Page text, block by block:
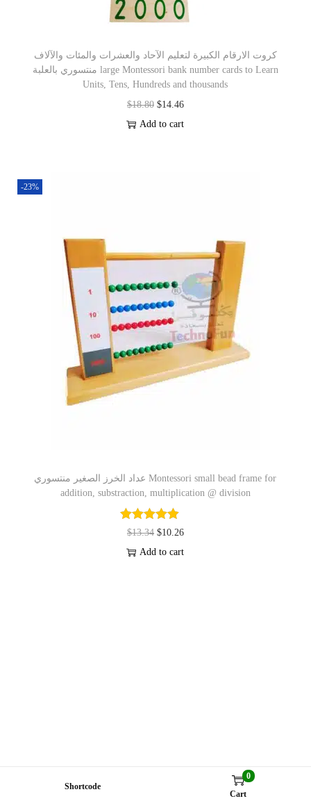
كروت الارقام الكبيرة لتعليم الآحاد والعشرات والمئات والآلاف
منتسوري بالعلبة large Montessori bank number cards to Learn
Units, Tens, Hundreds and thousands
$18.80 $14.46
Add to cart
-23%
عداد الخرز الصغير منتسوري Montessori small bead frame for
addition, substraction, multiplication @ division
$13.34 $10.26
Add to cart
Shortcode
0
Cart